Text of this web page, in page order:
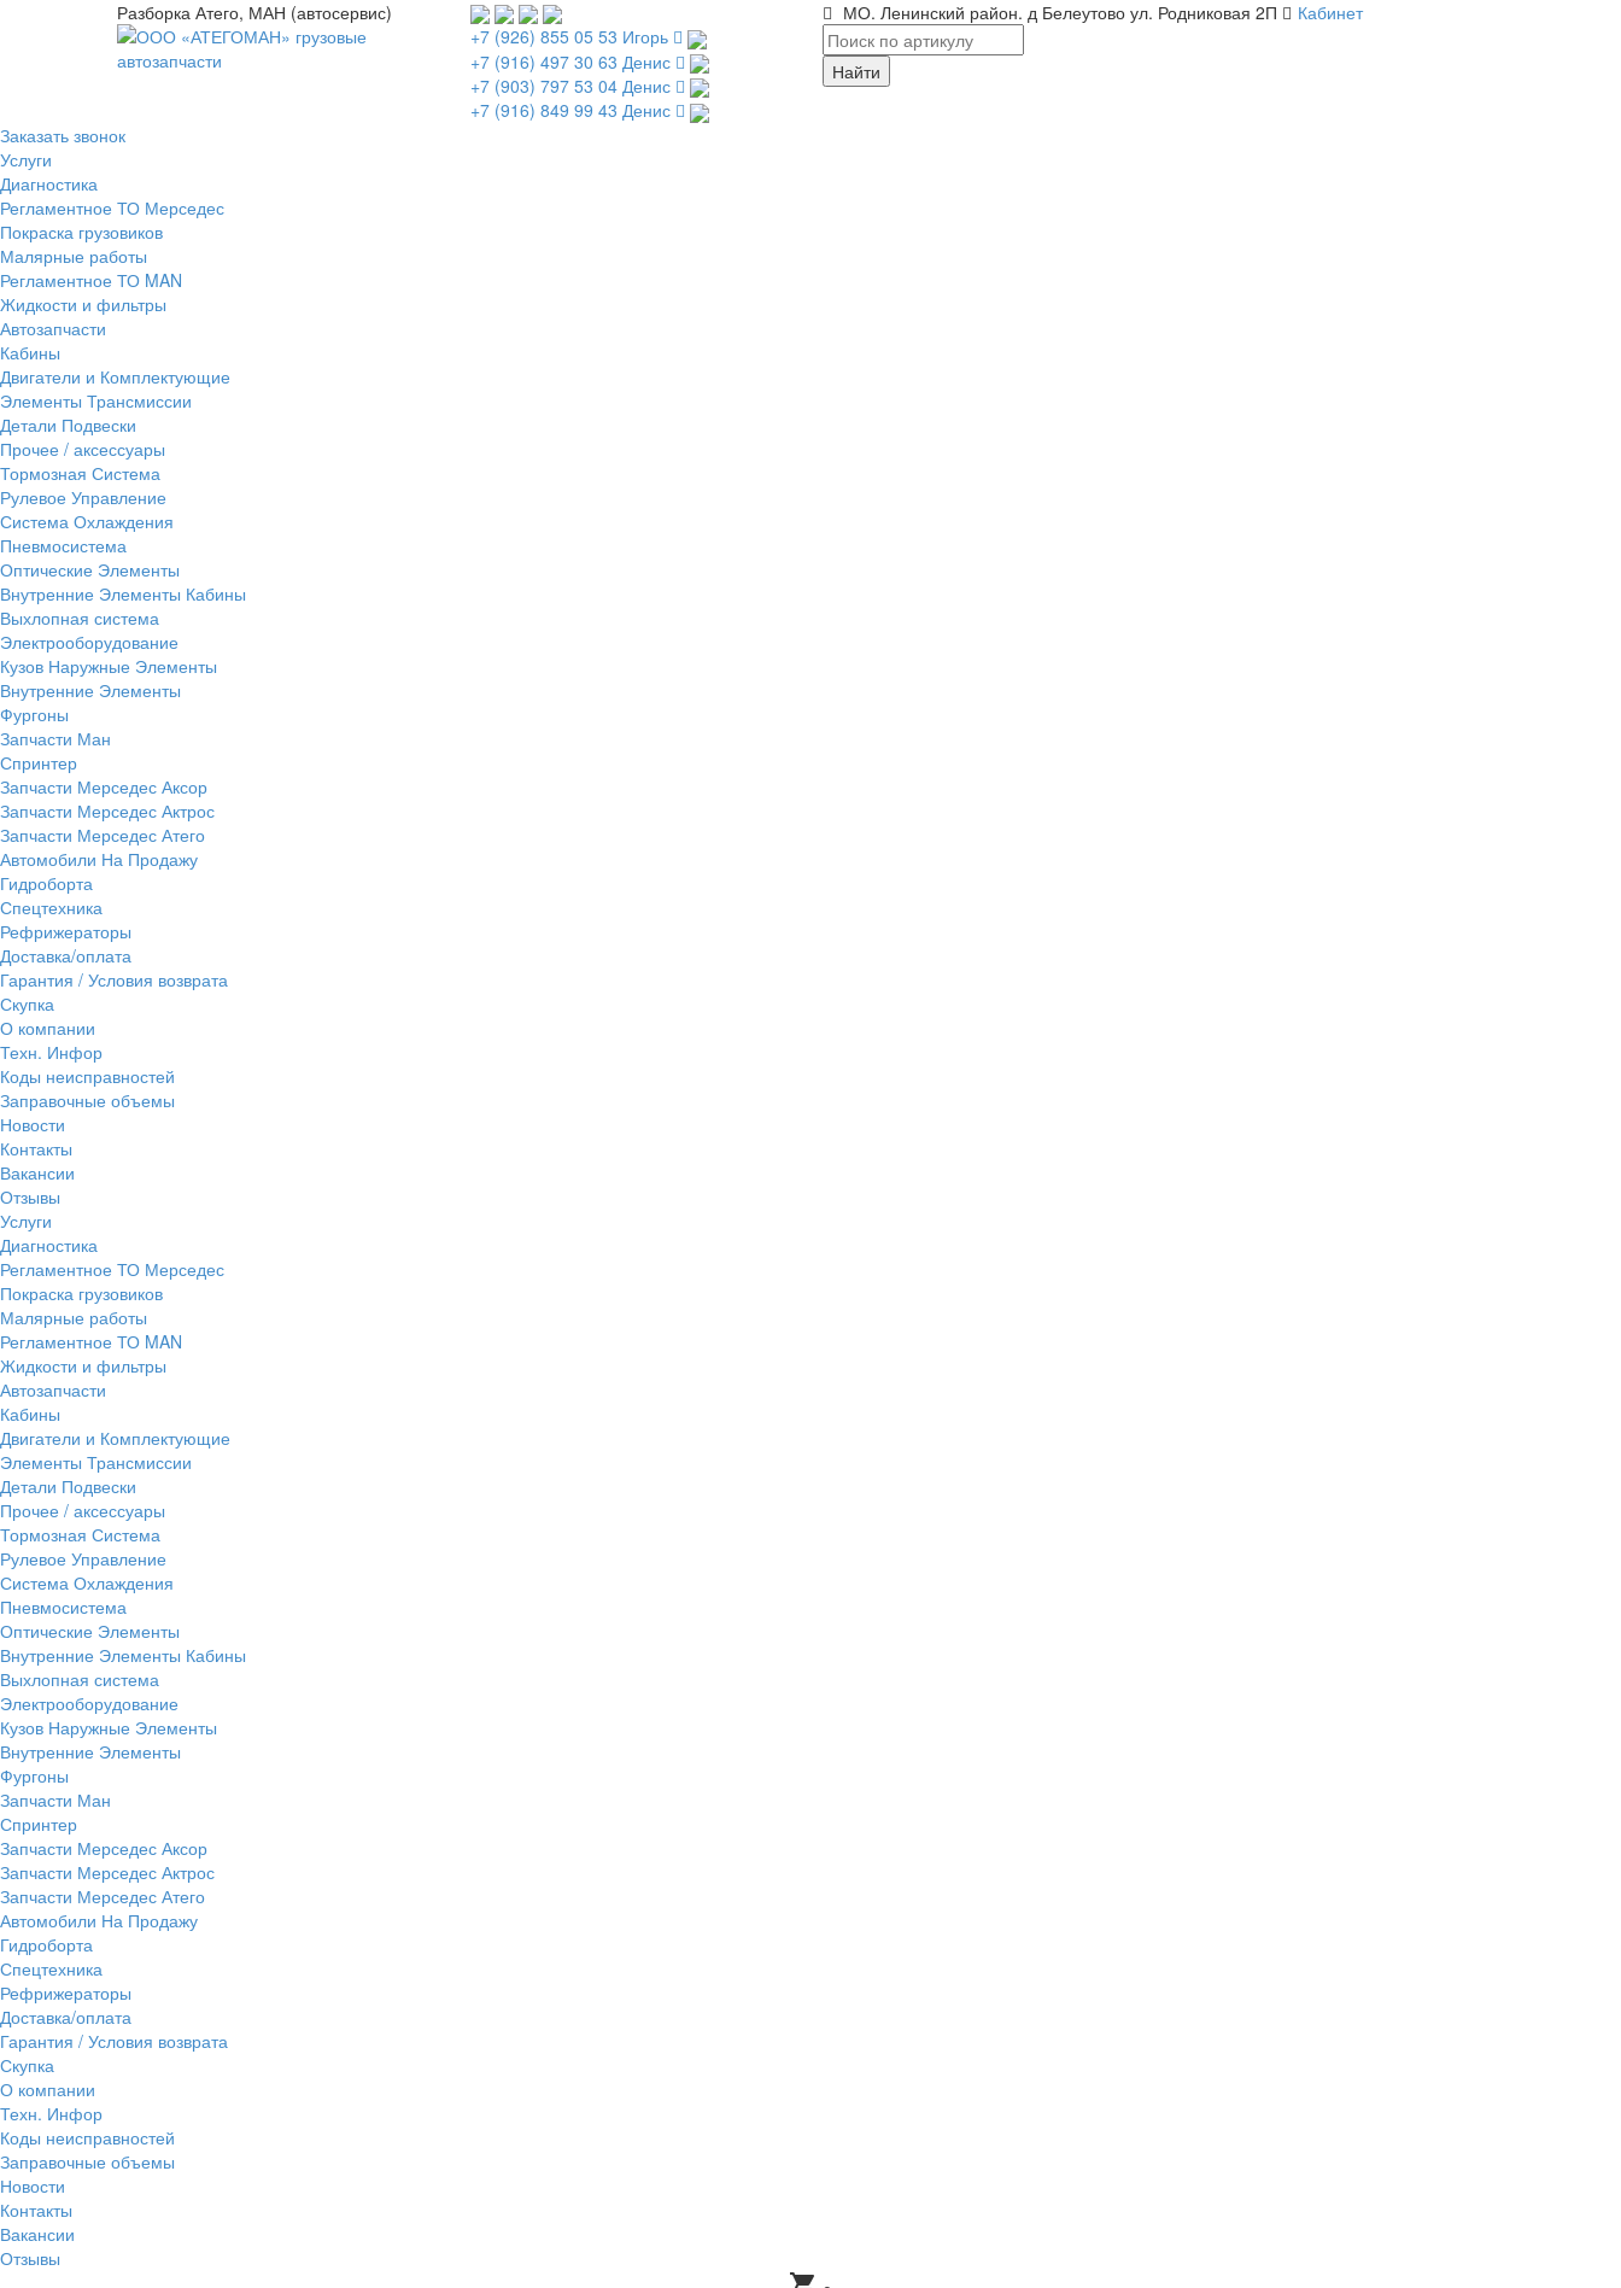
Разборка Атего, МАН (автосервис) МО. Ленинский район. д Белеутово ул. Родниковая 2П
Кабинет
+7 (926) 855 05 53 Игорь
+7 (916) 497 30 63 Денис
+7 (903) 797 53 04 Денис
+7 (916) 849 99 43 Денис
Заказать звонок
Услуги
Диагностика
Регламентное ТО Мерседес
Покраска грузовиков
Малярные работы
Регламентное ТО MAN
Жидкости и фильтры
Автозапчасти
Кабины
Двигатели и Комплектующие
Элементы Трансмиссии
Детали Подвески
Прочее / аксессуары
Тормозная Система
Рулевое Управление
Система Охлаждения
Пневмосистема
Оптические Элементы
Внутренние Элементы Кабины
Выхлопная система
Электрооборудование
Кузов Наружные Элементы
Внутренние Элементы
Фургоны
Запчасти Ман
Спринтер
Запчасти Мерседес Аксор
Запчасти Мерседес Актрос
Запчасти Мерседес Атего
Автомобили На Продажу
Гидроборта
Спецтехника
Рефрижераторы
Доставка/оплата
Гарантия / Условия возврата
Скупка
О компании
Техн. Инфор
Коды неисправностей
Заправочные объемы
Новости
Контакты
Вакансии
Отзывы
Услуги
Диагностика
Регламентное ТО Мерседес
Покраска грузовиков
Малярные работы
Регламентное ТО MAN
Жидкости и фильтры
Автозапчасти
Кабины
Двигатели и Комплектующие
Элементы Трансмиссии
Детали Подвески
Прочее / аксессуары
Тормозная Система
Рулевое Управление
Система Охлаждения
Пневмосистема
Оптические Элементы
Внутренние Элементы Кабины
Выхлопная система
Электрооборудование
Кузов Наружные Элементы
Внутренние Элементы
Фургоны
Запчасти Ман
Спринтер
Запчасти Мерседес Аксор
Запчасти Мерседес Актрос
Запчасти Мерседес Атего
Автомобили На Продажу
Гидроборта
Спецтехника
Рефрижераторы
Доставка/оплата
Гарантия / Условия возврата
Скупка
О компании
Техн. Инфор
Коды неисправностей
Заправочные объемы
Новости
Контакты
Вакансии
Отзывы